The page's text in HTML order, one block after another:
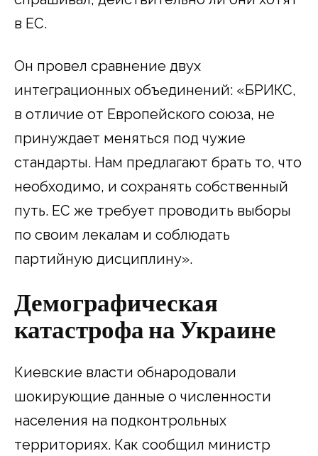
в ЕС.
Он провел сравнение двух
интеграционных объединений: «БРИКС,
в отличие от Европейского союза, не
принуждает меняться под чужие
стандарты. Нам предлагают брать то, что
необходимо, и сохранять собственный
путь. ЕС же требует проводить выборы
по своим лекалам и соблюдать
партийную дисциплину».
Демографическая
катастрофа на Украине
Киевские власти обнародовали
шокирующие данные о численности
населения на подконтрольных
территориях. Как сообщил министр